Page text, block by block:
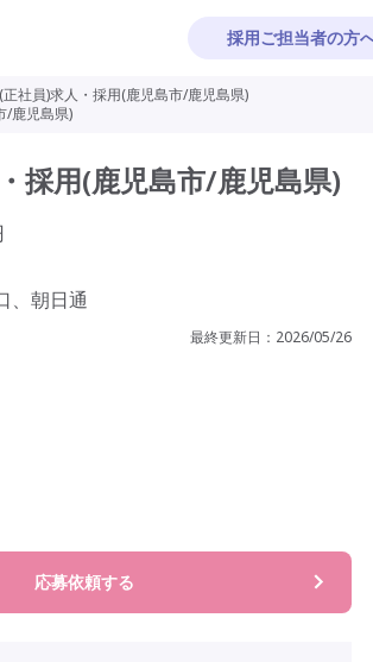
採用ご担当者の方
社員)求人・採用(鹿児島市/鹿児島県)
/鹿児島県)
採用(鹿児島市/鹿児島県)
、朝日通
最終更新日： 2026/05/26
応募依頼する